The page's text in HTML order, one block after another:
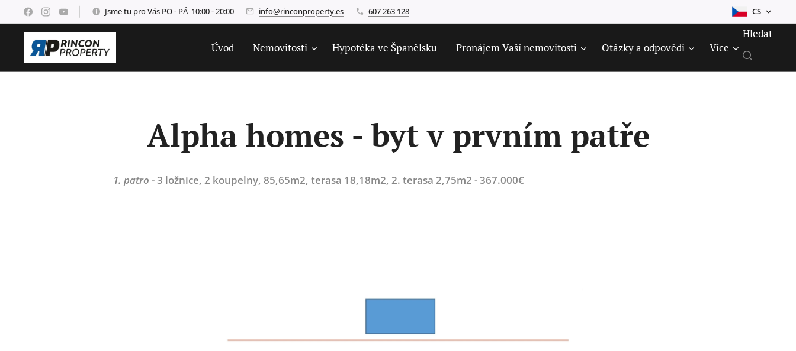
Jsme tu pro Vás PO - PÁ 10:00 - 20:00 info@rinconproperty.es 607 263 128 CS
Úvod Nemovitosti Hypotéka ve Španělsku Pronájem Vaší nemovitosti Otázky a odpovědi Více
Hledat
Alpha homes - byt v prvním patře
1. patro -3 ložnice, 2 koupelny, 85,65m2, terasa 18,18m2, 2. terasa 2,75m2 - 367.000€